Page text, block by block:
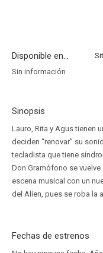
Disponible en...
Sin información
Sinopsis
Lauro, Rita y Agus tienen
deciden “renovar” su
tecladista que tiene
Don Gramófono se vuelve
escena musical con un
del Alien, pues se roba la
Fechas de estrenos